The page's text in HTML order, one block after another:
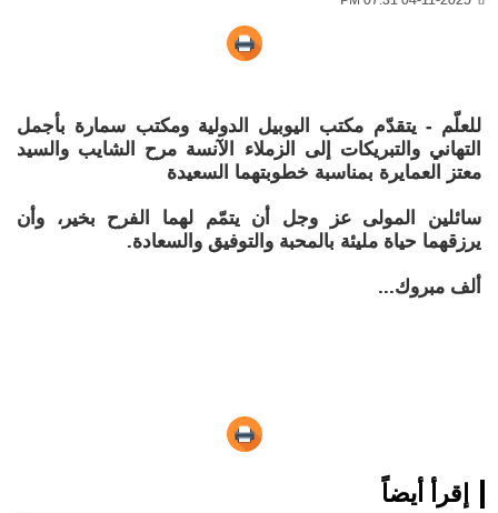
للعلّم - يتقدّم مكتب اليوبيل الدولية ومكتب سمارة بأجمل
التهاني والتبريكات إلى الزملاء الآنسة مرح الشايب والسيد
معتز العمايرة بمناسبة خطوبتهما السعيدة
سائلين المولى عز وجل أن يتمّم لهما الفرح بخير، وأن
يرزقهما حياة مليئة بالمحبة والتوفيق والسعادة.
ألف مبروك...
إقرأ أيضاً